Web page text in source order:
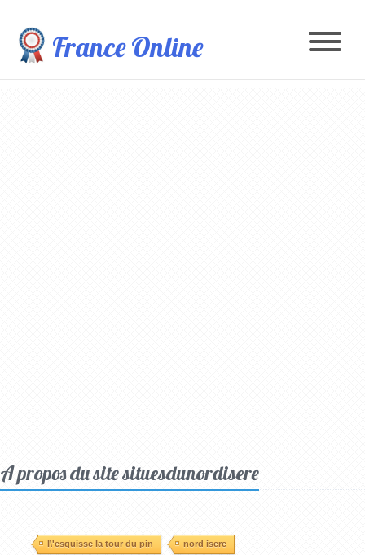
France Online
A propos du site situesdunordisere
l\'esquisse la tour du pin nord isere